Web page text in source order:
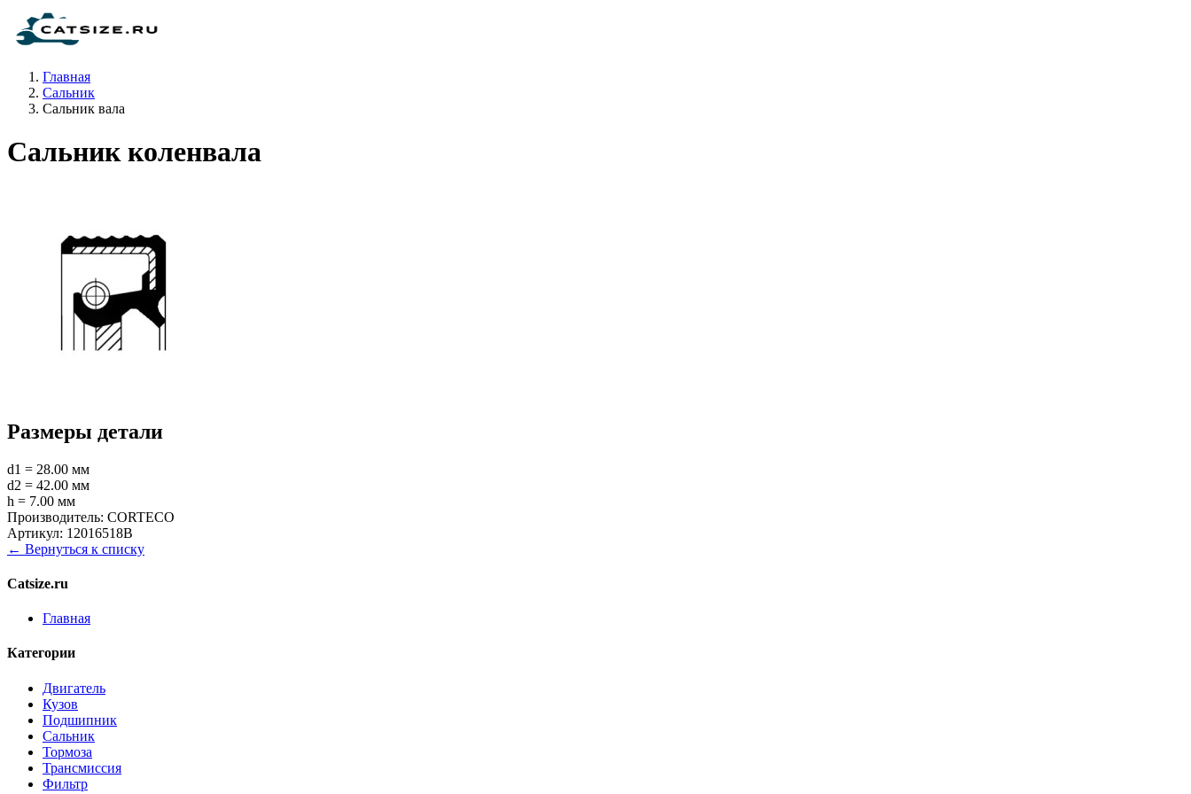
Главная
Сальник
Сальник вала
Сальник коленвала
Размеры детали
d1 = 28.00 мм
d2 = 42.00 мм
h = 7.00 мм
Производитель: CORTECO
Артикул: 12016518B
← Вернуться к списку
Catsize.ru
Главная
Категории
Двигатель
Кузов
Подшипник
Сальник
Тормоза
Трансмиссия
Фильтр